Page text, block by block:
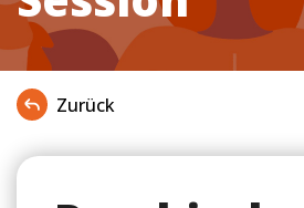
Zurück